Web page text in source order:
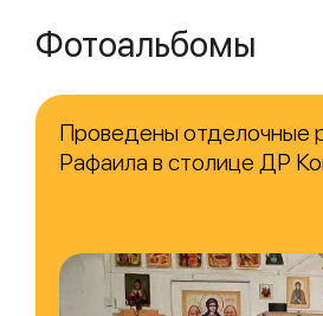
Фотоальбомы
Проведены отделочные
Рафаила в столице ДР